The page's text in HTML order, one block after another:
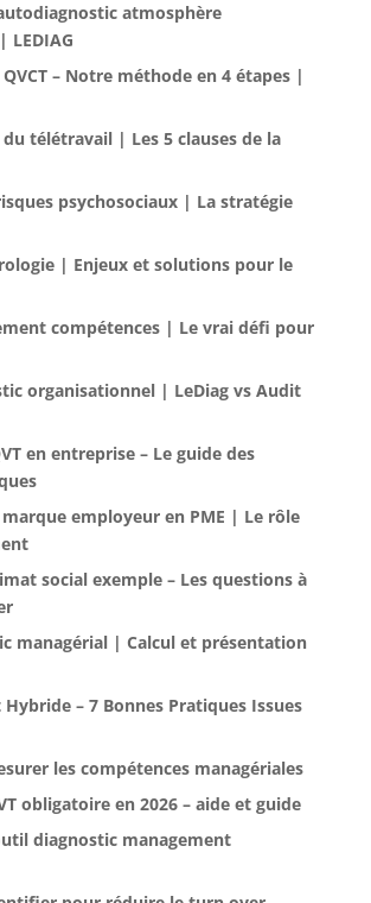
atmosphère
LEDIAG
QVCT – Notre méthode en 4 étapes |
télétravail | Les 5 clauses de la
psychosociaux | La stratégie
| Enjeux et solutions pour le
compétences | Le vrai défi pour
organisationnel | LeDiag vs Audit
en entreprise – Le guide des
employeur en PME | Le rôle
social exemple – Les questions à
managérial | Calcul et présentation
– 7 Bonnes Pratiques Issues
les compétences managériales
obligatoire en 2026 – aide et guide
diagnostic management